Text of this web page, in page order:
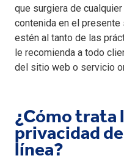
que surgiera de
contenida en el presente
estén al tanto de las
le recomienda a todo
del sitio web o servicio
¿Cómo trata
privacidad
línea?